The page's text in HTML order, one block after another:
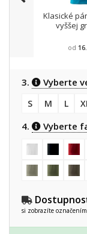
Klasické
vyššej
od
3. Vyberte
S
M L
4. Vyberte
si zobrazíte